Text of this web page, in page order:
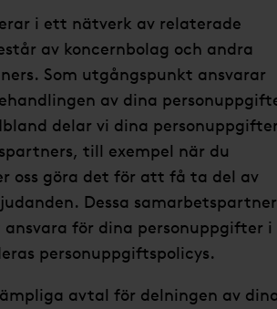
i ett nätverk av relaterade
av koncernbolag och andra
Som utgångspunkt ansvarar
av dina
delar vi dina
till exempel när du
oss göra det för att få ta del av
Dessa
för dina personuppgifter i
personuppgiftspolicys.
avtal för delningen av